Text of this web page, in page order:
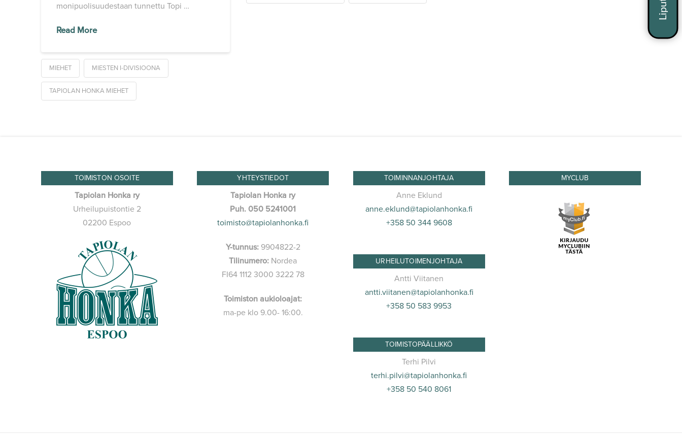
monipuolisuudestaan tunnettu Topi …
Read More
MIEHET MIESTEN I-DIVISIOONA
TAPIOLAN HONKA MIEHET
TOIMISTON OSOITE
Tapiolan Honka ry
Urheilupuistontie 2
02200 Espoo
YHTEYSTIEDOT
Tapiolan Honka ry
Puh. 050 5241001
toimisto@tapiolanhonka.fi
Y-tunnus:9904822-2
Tilinumero: Nordea
FI64 1112 3000 3222 78
Toimiston aukioloajat:
ma-pe klo 9.00- 16:00.
TOIMINNANJOHTAJA
Anne Eklund
anne.eklund@tapiolanhonka.fi
+358 50 344 9608
URHEILUTOIMENJOHTAJA
Antti Viitanen
antti.viitanen@tapiolanhonka.fi
+358 50 583 9953
TOIMISTOPÄÄLLIKKÖ
Terhi Pilvi
terhi.pilvi@tapiolanhonka.fi
+358 50 540 8061
MYCLUB